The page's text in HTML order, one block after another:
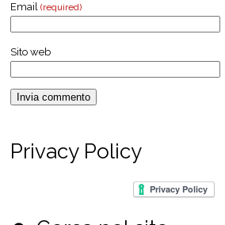
Email (required)
Sito web
Privacy Policy